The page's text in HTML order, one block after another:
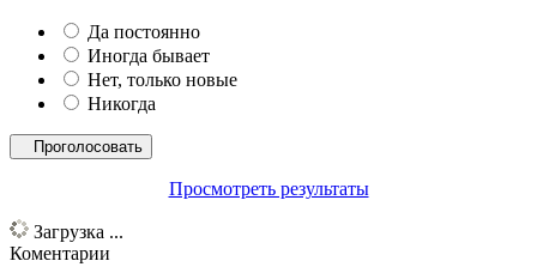
Да постоянно
Иногда бывает
Нет, только новые
Никогда
Просмотреть результаты
Загрузка ...
Коментарии